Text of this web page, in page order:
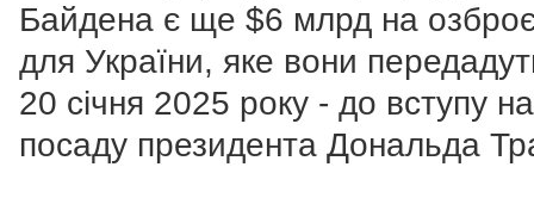
Байдена є ще $6 млрд на
для України, яке вони
20 січня 2025 року - до вступу на
посаду президента Дональда